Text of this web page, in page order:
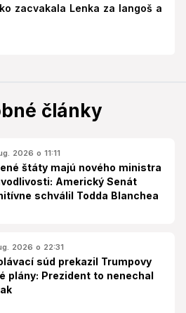
zacvakala Lenka za langoš a
články
2026 o 11:11
štáty majú nového ministra
Americký Senát
schválil Todda Blanchea
2026 o 22:31
súd prekazil Trumpovy
plány: Prezident to nenechal